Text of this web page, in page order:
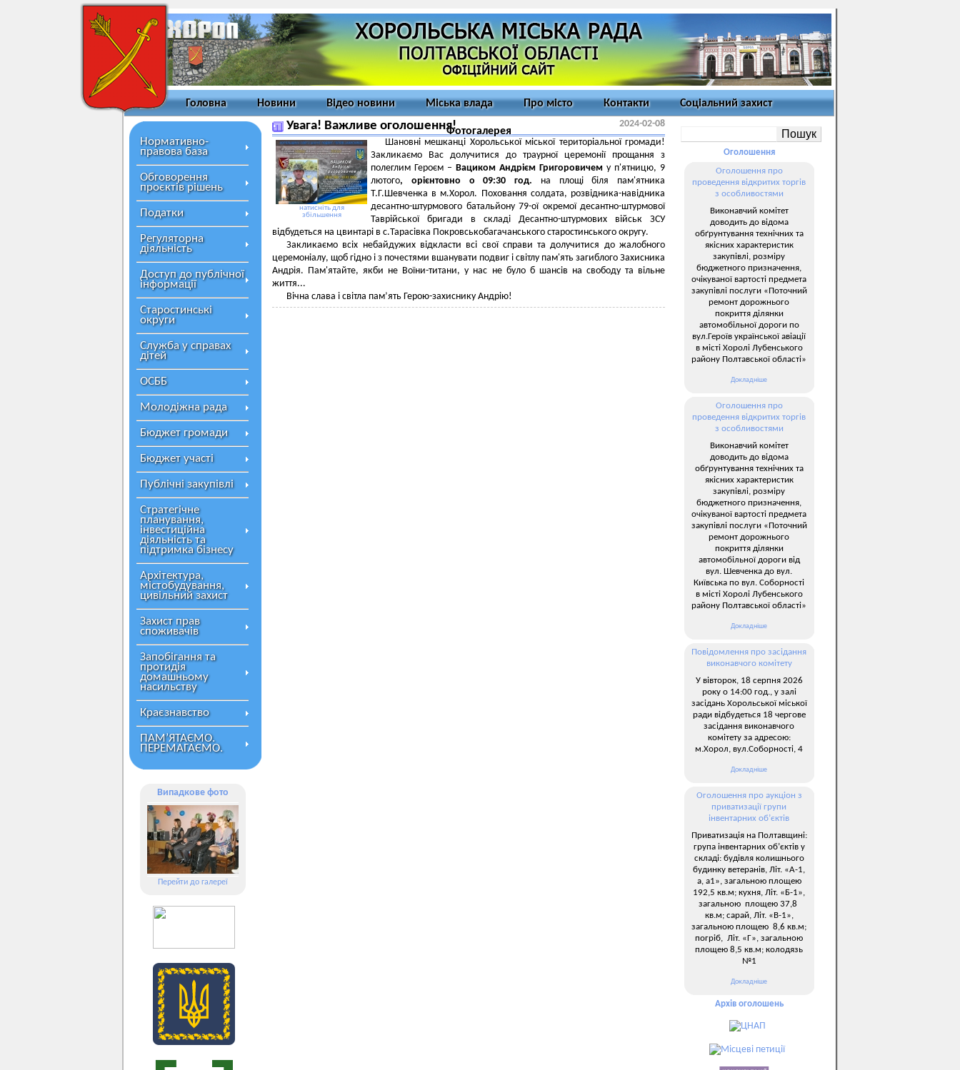
Головна Новини Відео новини Міська влада Про місто Контакти Соціальний захист
Фотогалерея
Нормативно-
правова база
Обговорення
проєктів рішень
Податки
Регуляторна
діяльність
Доступ до публічної
інформації
Старостинські
округи
Служба у справах
дітей
ОСББ
Молодіжна рада
Бюджет громади
Бюджет участі
Публічні закупівлі
Стратегічне
планування,
інвестиційна
діяльність та
підтримка бізнесу
Архітектура,
містобудування,
цивільний захист
Захист прав
споживачів
Запобігання та
протидія
домашньому
насильству
Краєзнавство
ПАМ’ЯТАЄМО.
ПЕРЕМАГАЄМО.
Випадкове фото
Перейти до галереї
Увага! Важливе оголошення! 2024-02-08
натисніть для
збільшення
Шановні мешканці Хорольської міської територіальної громади!
Закликаємо Вас долучитися до траурної церемонії прощання з
полеглим Героєм – Вациком Андрієм Григоровичем у п'ятницю, 9
лютого, орієнтовно о 09:30 год. на площі біля пам'ятника
Т.Г.Шевченка в м.Хорол. Поховання солдата, розвідника-навідника
десантно-штурмового батальйону 79-ої окремої десантно-штурмової
Таврійської бригади в складі Десантно-штурмових військ ЗСУ
відбудеться на цвинтарі в с.Тарасівка Покровськобагачанського старостинського округу.
Закликаємо всіх небайдужих відкласти всі свої справи та долучитися до жалобного
церемоніалу, щоб гідно і з почестями вшанувати подвиг і світлу пам'ять загиблого Захисника
Андрія. Пам'ятайте, якби не Воїни-титани, у нас не було б шансів на свободу та вільне
життя...
Вічна слава і світла пам’ять Герою-захиснику Андрію!
Оголошення
Оголошення про
проведення відкритих торгів
з особливостями
Виконавчий комітет
доводить до відома
обґрунтування технічних та
якісних характеристик
закупівлі, розміру
бюджетного призначення,
очікуваної вартості предмета
закупівлі послуги «Поточний
ремонт дорожнього
покриття ділянки
автомобільної дороги по
вул.Героїв української авіації
в місті Хоролі Лубенського
району Полтавської області»
Докладніше
Оголошення про
проведення відкритих торгів
з особливостями
Виконавчий комітет
доводить до відома
обґрунтування технічних та
якісних характеристик
закупівлі, розміру
бюджетного призначення,
очікуваної вартості предмета
закупівлі послуги «Поточний
ремонт дорожнього
покриття ділянки
автомобільної дороги від
вул. Шевченка до вул.
Київська по вул. Соборності
в місті Хоролі Лубенського
району Полтавської області»
Докладніше
Повідомлення про засідання
виконавчого комітету
У вівторок, 18 серпня 2026
року о 14:00 год., у залі
засідань Хорольської міської
ради відбудеться 18 чергове
засідання виконавчого
комітету за адресою:
м.Хорол, вул.Соборності, 4
Докладніше
Оголошення про аукціон з
приватизації групи
інвентарних об’єктів
Приватизація на Полтавщині:
група інвентарних об’єктів у
складі: будівля колишнього
будинку ветеранів, Літ. «А-1,
а, а1», загальною площею
192,5 кв.м; кухня, Літ. «Б-1»,
загальною площею 37,8
кв.м; сарай, Літ. «В-1»,
загальною площею 8,6 кв.м;
погріб, Літ. «Г», загальною
площею 8,5 кв.м; колодязь
№1
Докладніше
Архів оголошень